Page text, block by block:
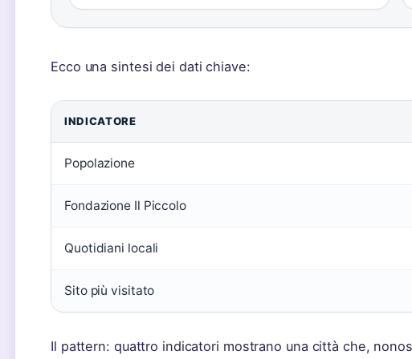
Ecco una sintesi dei dati chiave:
INDICATORE
Popolazione
Fondazione Il Piccolo
Quotidiani locali
Sito più visitato
Il pattern: quattro indicatori mostrano una città che,